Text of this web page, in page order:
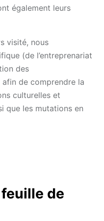
également leurs
visité, nous
(de l’entreprenariat
des
de comprendre la
culturelles et
que les mutations en
de